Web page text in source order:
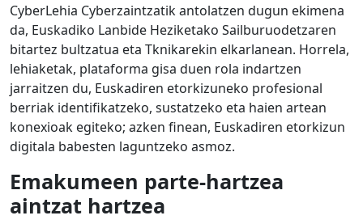
CyberLehia Cyberzaintzatik antolatzen dugun ekimena
da, Euskadiko Lanbide Heziketako Sailburuodetzaren
bitartez bultzatua eta Tknikarekin elkarlanean. Horrela,
lehiaketak, plataforma gisa duen rola indartzen
jarraitzen du, Euskadiren etorkizuneko profesional
berriak identifikatzeko, sustatzeko eta haien artean
konexioak egiteko; azken finean, Euskadiren etorkizun
digitala babesten laguntzeko asmoz.
Emakumeen parte-hartzea
aintzat hartzea